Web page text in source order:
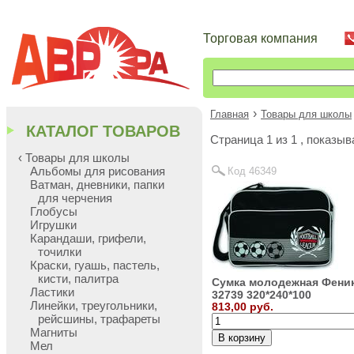
Торговая компания
Главная › Товары для школы
Cтраница 1 из 1 ,
Код 46349
Сумка молодежная
32739 320*240*100
813,00 руб.
КАТАЛОГ ТОВАРОВ
‹ Товары для школы
Альбомы для рисования
Ватман, дневники, папки
для черчения
Глобусы
Игрушки
Карандаши, грифели,
точилки
Краски, гуашь, пастель,
кисти, палитра
Ластики
Линейки, треугольники,
рейсшины, трафареты
Магниты
Мел